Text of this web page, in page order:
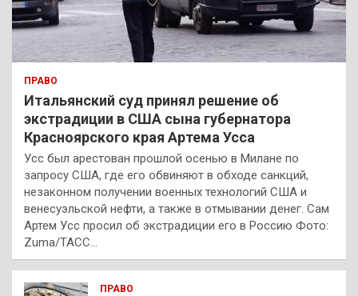
ПРАВО
Итальянский суд принял решение об
экстрадиции в США сына губернатора
Красноярского края Артема Усса
Усс был арестован прошлой осенью в Милане по
запросу США, где его обвиняют в обходе санкций,
незаконном получении военных технологий США и
венесуэльской нефти, а также в отмывании денег. Сам
Артем Усс просил об экстрадиции его в Россию Фото:
Zuma/ТАСС…
ПРАВО